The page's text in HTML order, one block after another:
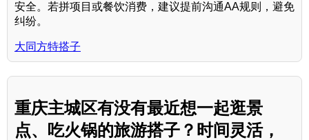
安全。若拼项目或餐饮消费，建议提前沟通AA规则，避免
纠纷。
大同方特搭子
重庆主城区有没有最近想一起逛景
点、吃火锅的旅游搭子？时间灵活，